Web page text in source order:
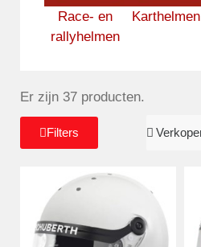
Race- en
rallyhelmen
Karthelmen
Er zijn 37 producten.
Filters